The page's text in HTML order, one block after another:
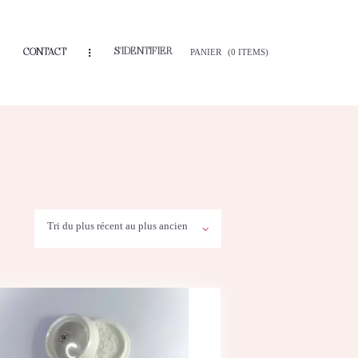
CONTACT S'IDENTIFIER PANIER (0 ITEMS)